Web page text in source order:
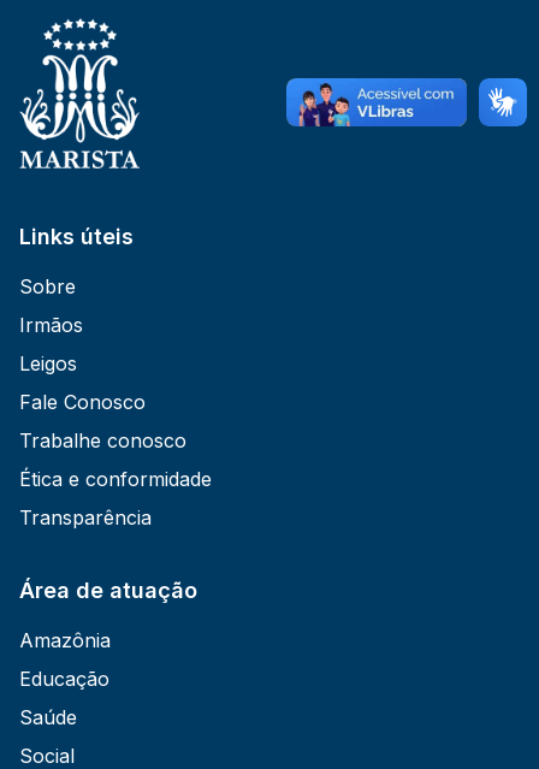
Links úteis
Sobre
Irmãos
Leigos
Fale Conosco
Trabalhe conosco
Ética e conformidade
Transparência
Área de atuação
Amazônia
Educação
Saúde
Social